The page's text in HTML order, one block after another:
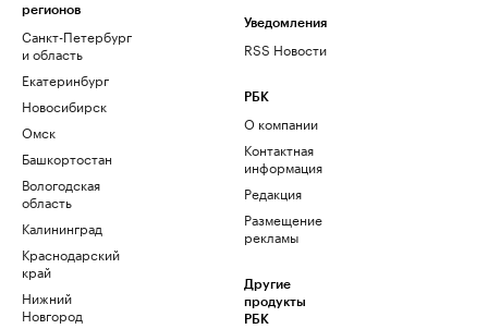
регионов
Санкт-Петербург
и область
Екатеринбург
Новосибирск
Омск
Башкортостан
Вологодская
область
Калининград
Краснодарский
край
Нижний
Новгород
Уведомления
RSS Новости
РБК
О компании
Контактная
информация
Редакция
Размещение
рекламы
Другие
продукты
РБК